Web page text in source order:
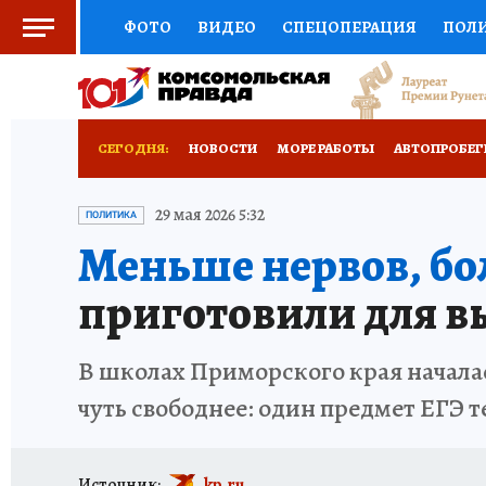
ФОТО ВИДЕО СПЕЦОПЕРАЦИЯ
СОЦПОДДЕРЖКА НАУКА СПОРТ
СЕГОДНЯ: НОВОСТИ МОРЕ РАБОТЫ
ДЕНЬ ПОБЕДЫ ВО ВЛАДИВОСТОКЕ 2026
АНТИРАК СТРАНИЦЫ ИСТОРИИ
ПОЛИТИКА 29 мая 2026 5:32
Меньше нервов,
приготовили для
В школах Приморского края
чуть свободнее: один предмет ЕГЭ